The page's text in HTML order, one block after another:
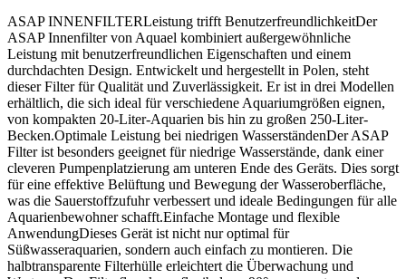
ASAP INNENFILTERLeistung trifft BenutzerfreundlichkeitDer
ASAP Innenfilter von Aquael kombiniert außergewöhnliche
Leistung mit benutzerfreundlichen Eigenschaften und einem
durchdachten Design. Entwickelt und hergestellt in Polen, steht
dieser Filter für Qualität und Zuverlässigkeit. Er ist in drei Modellen
erhältlich, die sich ideal für verschiedene Aquariumgrößen eignen,
von kompakten 20-Liter-Aquarien bis hin zu großen 250-Liter-
Becken.Optimale Leistung bei niedrigen WasserständenDer ASAP
Filter ist besonders geeignet für niedrige Wasserstände, dank einer
cleveren Pumpenplatzierung am unteren Ende des Geräts. Dies sorgt
für eine effektive Belüftung und Bewegung der Wasseroberfläche,
was die Sauerstoffzufuhr verbessert und ideale Bedingungen für alle
Aquarienbewohner schafft.Einfache Montage und flexible
AnwendungDieses Gerät ist nicht nur optimal für
Süßwasseraquarien, sondern auch einfach zu montieren. Die
halbtransparente Filterhülle erleichtert die Überwachung und